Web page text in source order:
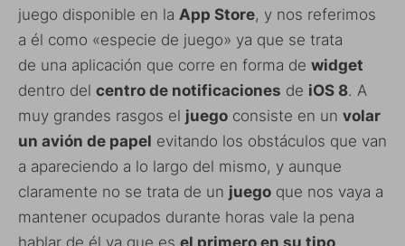
juego disponible en la App Store, y nos referimos
a él como «especie de juego» ya que se trata
de una aplicación que corre en forma de widget
dentro del centro de notificaciones de iOS 8. A
muy grandes rasgos el juego consiste en un volar
un avión de papel evitando los obstáculos que van
a apareciendo a lo largo del mismo, y aunque
claramente no se trata de un juego que nos vaya a
mantener ocupados durante horas vale la pena